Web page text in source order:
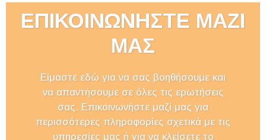
ΕΠΙΚΟΙΝΩΝΗΣΤΕ ΜΑΖΙ
ΜΑΣ
Είμαστε εδώ για να σας βοηθήσουμε και
να απαντήσουμε σε όλες τις ερωτήσεις
σας. Επικοινωνήστε μαζί μας για
περισσότερες πληροφορίες σχετικά με τις
υπηρεσίες μας ή για να κλείσετε το